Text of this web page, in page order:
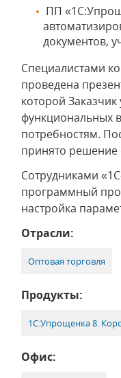
ПП
документов,
Специалистами
проведена
которой Заказчик
функциональных
потребностям.
принято
Сотрудниками
программный
настройка
Отрасли:
Оптовая торговля
Продукты:
1С:Упрощенка 8.
Офис: